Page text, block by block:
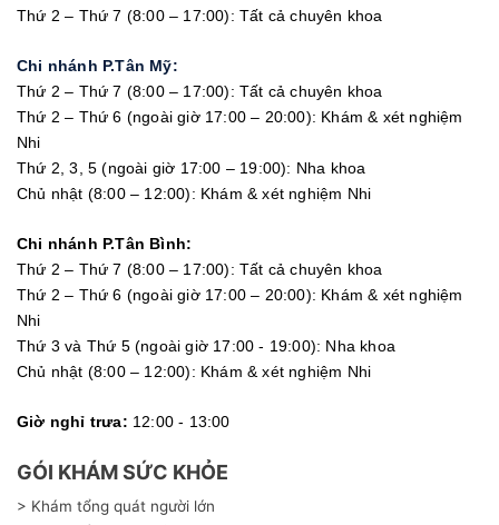
Thứ 2 – Thứ 7 (8:00 – 17:00): Tất cả chuyên khoa
Chi nhánh P.Tân Mỹ:
Thứ 2 – Thứ 7 (8:00 – 17:00): Tất cả chuyên khoa
Thứ 2 – Thứ 6 (ngoài giờ 17:00 – 20:00): Khám & xét nghiệm
Nhi
Thứ 2, 3, 5 (ngoài giờ 17:00 – 19:00): Nha khoa
Chủ nhật (8:00 – 12:00): Khám & xét nghiệm Nhi
Chi nhánh P.Tân Bình:
Thứ 2 – Thứ 7 (8:00 – 17:00): Tất cả chuyên khoa
Thứ 2 – Thứ 6 (ngoài giờ 17:00 – 20:00): Khám & xét nghiệm
Nhi
Thứ 3 và Thứ 5 (ngoài giờ 17:00 - 19:00): Nha khoa
Chủ nhật (8:00 – 12:00): Khám & xét nghiệm Nhi
Giờ nghỉ trưa: 12:00 - 13:00
GÓI KHÁM SỨC KHỎE
> Khám tổng quát người lớn